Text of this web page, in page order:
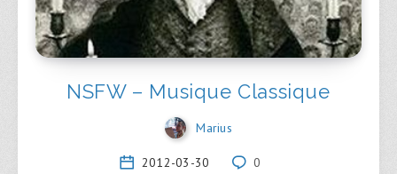
NSFW – Musique Classique
Marius
2012-03-30 0